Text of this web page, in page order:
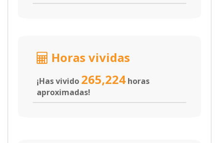
Horas vividas
¡Has vivido 265,224 horas
aproximadas!